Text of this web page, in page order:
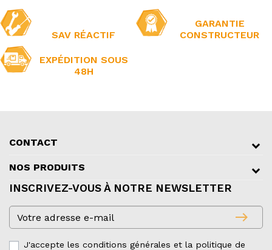
SAV RÉACTIF
GARANTIE
CONSTRUCTEUR
EXPÉDITION SOUS
48H
CONTACT
NOS PRODUITS
INSCRIVEZ-VOUS À NOTRE NEWSLETTER
east
J'accepte les conditions générales et la politique de